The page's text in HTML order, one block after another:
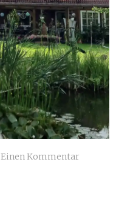
Einen Kommentar